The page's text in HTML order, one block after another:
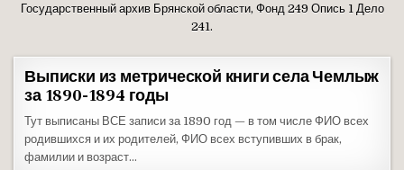
Государственный архив Брянской области, Фонд 249 Опись 1 Дело
241.
Выписки из метрической книги села Чемлыж
за 1890-1894 годы
Тут выписаны ВСЕ записи за 1890 год — в том числе ФИО всех
родившихся и их родителей, ФИО всех вступивших в брак,
фамилии и возраст…